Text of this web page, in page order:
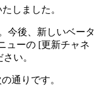
しました。
今後、新しいベータ
ューの [更新チャネ
い。
通りです。